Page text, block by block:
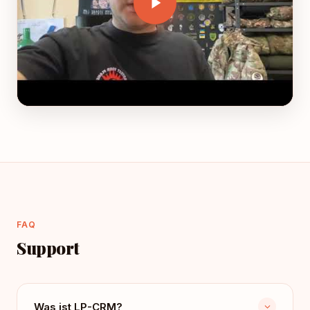
FAQ
Support
Was ist LP-CRM?